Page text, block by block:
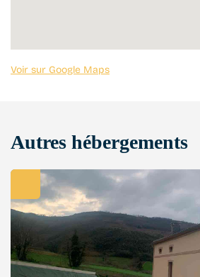
Voir sur Google Maps
Autres hébergements